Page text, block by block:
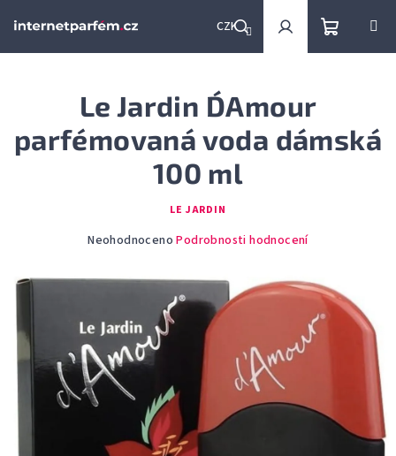
CZK
Hledat PřihlášeníNákupní
Le Jardin D´Amour
parfémovaná voda dámská
100 ml
LE JARDIN
Průměrné
produktu
z
5
hvězdiček.
Neohodnoceno Podrobnosti hodnocení